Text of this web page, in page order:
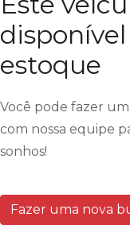
estoque
Você pode fazer
com nossa equipe
sonhos!
Fazer uma nova